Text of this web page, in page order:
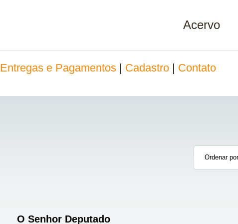
Acervo
Entregas e Pagamentos Cadastro Contato
O Senhor Deputado